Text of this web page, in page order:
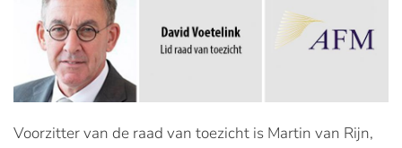
Voorzitter van de raad van toezicht is Martin van Rijn,